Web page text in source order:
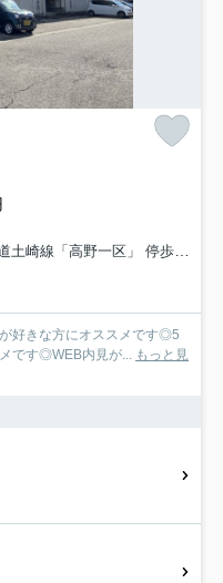
崎線「高野一区」 停歩3分
好きな方にオススメです◎5
です◎WEB内見が... もっと見